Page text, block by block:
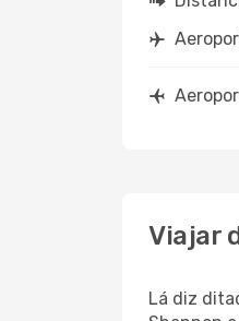
Viajar
Lá diz